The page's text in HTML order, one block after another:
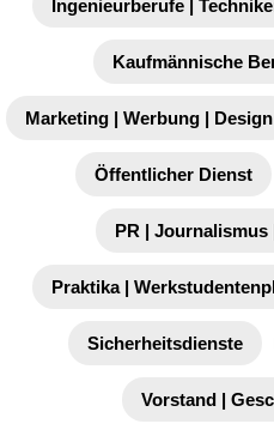
Ingenieurberufe |
Kaufmännische
Marketing | Werbung | Design
Öffentlicher Dienst
PR |
Praktika |
Sicherheitsdienste
Vorstand |